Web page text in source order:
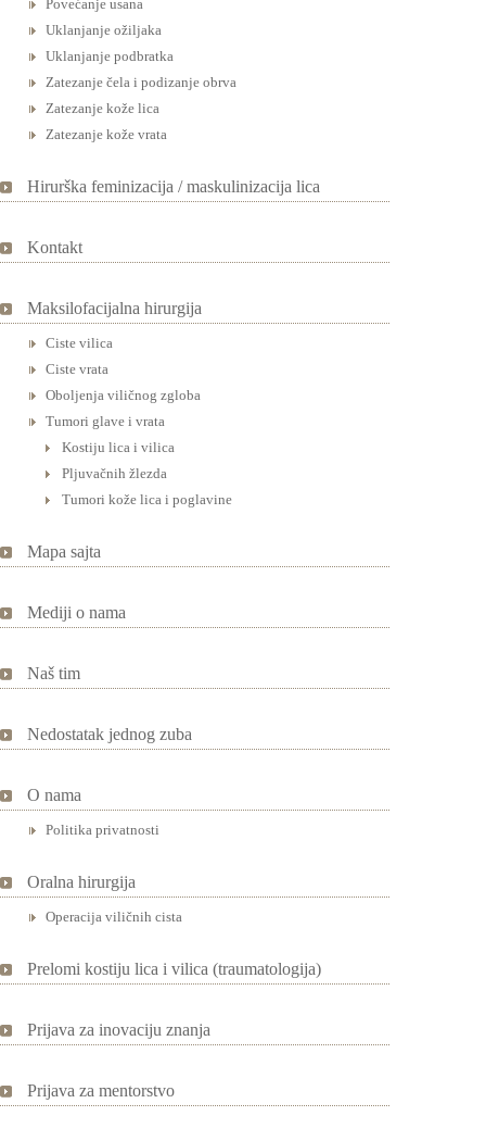
Povećanje usana
Uklanjanje ožiljaka
Uklanjanje podbratka
Zatezanje čela i podizanje obrva
Zatezanje kože lica
Zatezanje kože vrata
Hirurška feminizacija / maskulinizacija lica
Kontakt
Maksilofacijalna hirurgija
Ciste vilica
Ciste vrata
Oboljenja viličnog zgloba
Tumori glave i vrata
Kostiju lica i vilica
Pljuvačnih žlezda
Tumori kože lica i poglavine
Mapa sajta
Mediji o nama
Naš tim
Nedostatak jednog zuba
O nama
Politika privatnosti
Oralna hirurgija
Operacija viličnih cista
Prelomi kostiju lica i vilica (traumatologija)
Prijava za inovaciju znanja
Prijava za mentorstvo